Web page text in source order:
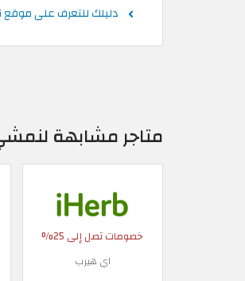
دليلك للتعرف على
متاجر مشابهة
خصومات تصل إلى 25%
اي هيرب